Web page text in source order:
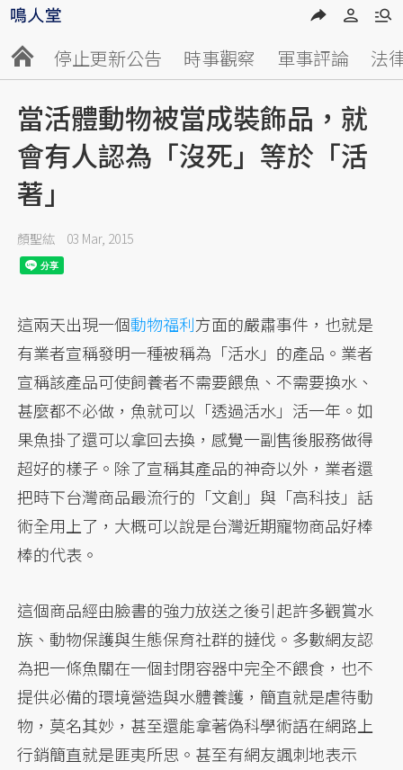
停止更新公告 時事觀察 軍事評論 法
當活體動物被當成裝飾品，就
會有人認為「沒死」等於「活
著」
顏聖紘 03 Mar, 2015
這兩天出現一個動物福利方面的嚴肅事件，也就是
有業者宣稱發明一種被稱為「活水」的產品。業者
宣稱該產品可使飼養者不需要餵魚、不需要換水、
甚麼都不必做，魚就可以「透過活水」活一年。如
果魚掛了還可以拿回去換，感覺一副售後服務做得
超好的樣子。除了宣稱其產品的神奇以外，業者還
把時下台灣商品最流行的「文創」與「高科技」話
術全用上了，大概可以說是台灣近期寵物商品好棒
棒的代表。
這個商品經由臉書的強力放送之後引起許多觀賞水
族、動物保護與生態保育社群的撻伐。多數網友認
為把一條魚關在一個封閉容器中完全不餵食，也不
提供必備的環境營造與水體養護，簡直就是虐待動
物，莫名其妙，甚至還能拿著偽科學術語在網路上
行銷簡直就是匪夷所思。甚至有網友諷刺地表示